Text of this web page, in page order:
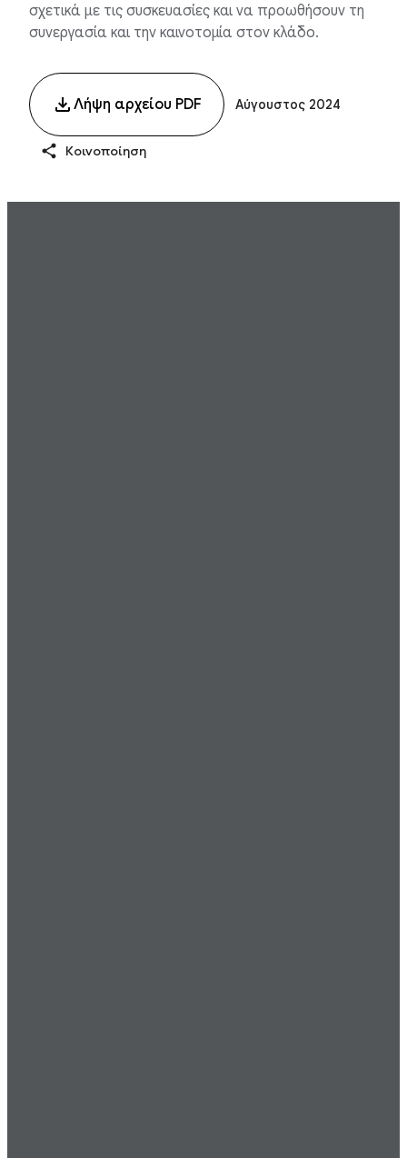
σχετικά με τις συσκευασίες και να προωθήσουν τη
συνεργασία και την καινοτομία στον κλάδο.
Λήψη αρχείου PDF Αύγουστος 2024
Κοινοποίηση